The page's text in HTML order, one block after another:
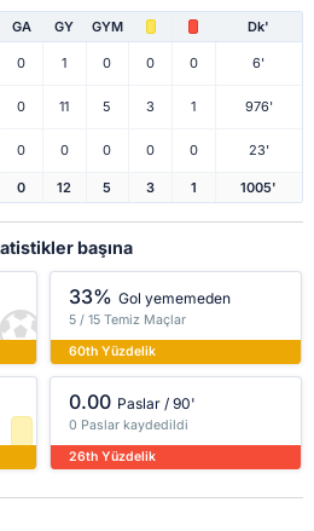
GA GY GYM Dk'
0 1 0 0 0 6'
0 11 5 3 1 976'
0 0 0 0 0 23'
0 12 5 3 1 1005'
başına
33% Gol yememeden
5 / 15 Temiz Maçlar
60th Yüzdelik
0.00 Paslar / 90'
0 Paslar kaydedildi
26th Yüzdelik